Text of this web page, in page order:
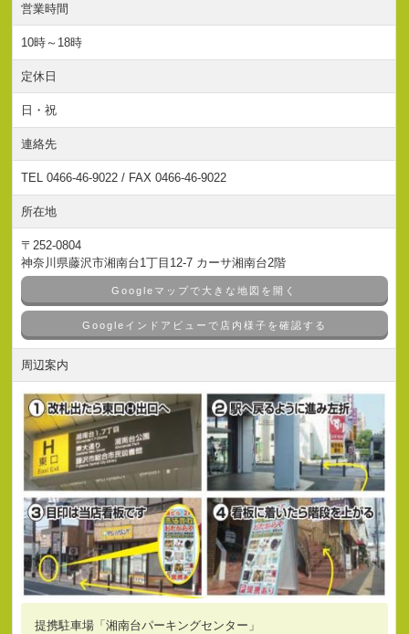
営業時間
10時～18時
定休日
日・祝
連絡先
TEL 0466-46-9022 / FAX 0466-46-9022
所在地
〒252-0804
神奈川県藤沢市湘南台1丁目12-7 カーサ湘南台2階
Googleマップで大きな地図を開く
Googleインドアビューで店内様子を確認する
周辺案内
提携駐車場「湘南台パーキングセンター」